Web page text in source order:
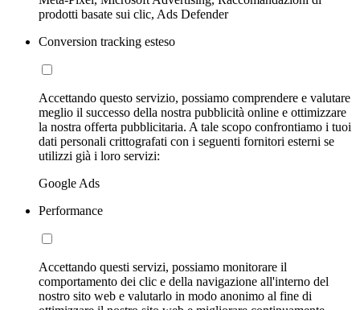
prodotti basate sui clic, Ads Defender
Conversion tracking esteso
Accettando questo servizio, possiamo comprendere e valutare
meglio il successo della nostra pubblicità online e ottimizzare
la nostra offerta pubblicitaria. A tale scopo confrontiamo i tuoi
dati personali crittografati con i seguenti fornitori esterni se
utilizzi già i loro servizi:
Google Ads
Performance
Accettando questi servizi, possiamo monitorare il
comportamento dei clic e della navigazione all'interno del
nostro sito web e valutarlo in modo anonimo al fine di